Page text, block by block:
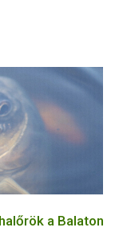
Bihar és
Kiskun, Békés,
is tovább
a